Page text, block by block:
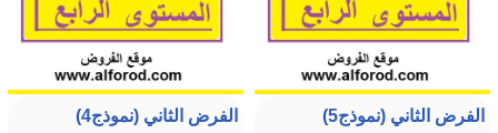
الفرض الثاني (نموذج5)
الفرض الثاني (نموذج4)